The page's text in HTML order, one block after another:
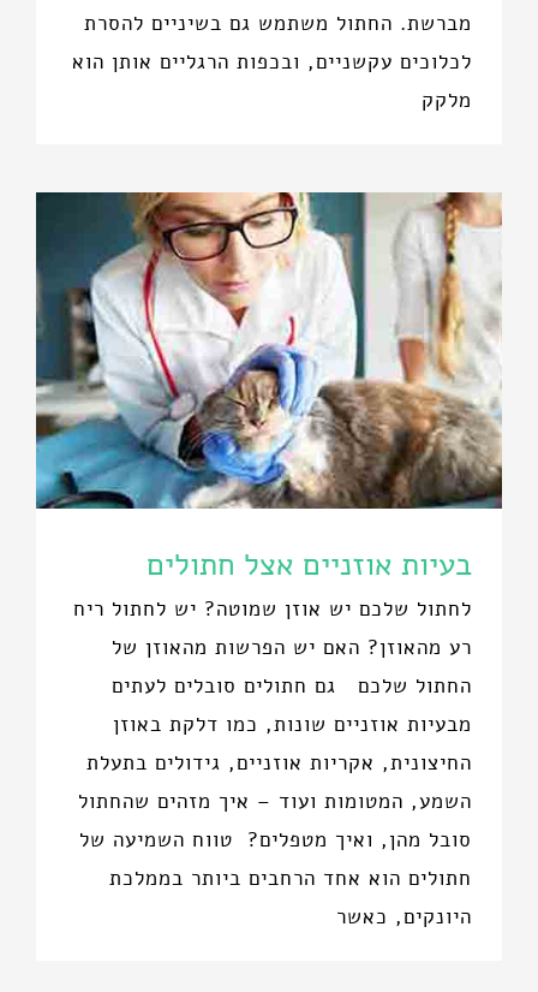
מברשת. החתול משתמש גם בשיניים להסרת
לכלוכים עקשניים, ובכפות הרגליים אותן הוא
מלקק
בעיות אוזניים אצל חתולים
לחתול שלכם יש אוזן שמוטה? יש לחתול ריח
רע מהאוזן? האם יש הפרשות מהאוזן של
החתול שלכם גם חתולים סובלים לעתים
מבעיות אוזניים שונות, כמו דלקת באוזן
החיצונית, אקריות אוזניים, גידולים בתעלת
השמע, המטומות ועוד – איך מזהים שהחתול
סובל מהן, ואיך מטפלים? טווח השמיעה של
חתולים הוא אחד הרחבים ביותר בממלכת
היונקים, כאשר